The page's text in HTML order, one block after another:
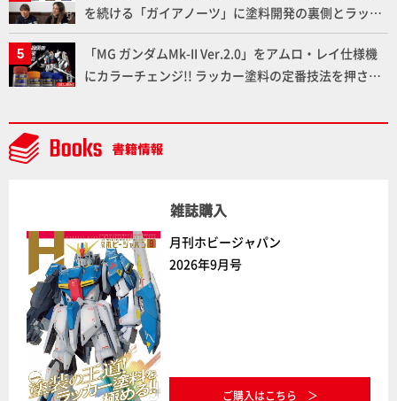
を続ける「ガイアノーツ」に塗料開発の裏側とラッカ
ー塗料の未来についてインタビュー！
「MG ガンダムMk-II Ver.2.0」をアムロ・レイ仕様機
にカラーチェンジ!! ラッカー塗料の定番技法を押さえ
雑誌購入
月刊ホビージャパン
2026年9月号
ご購入はこちら